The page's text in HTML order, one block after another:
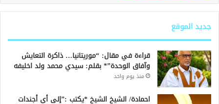
جديد الموقع
قراءة في مقال: “موريتانيا… ذاكرة التعايش
وآفاق الوحدة”* بقلم: سيدي محمد ولد اخليفه
منذ يوم واحد
احمادة/ الشيخ الشيخ *يكتب :”إلى أي أجندات